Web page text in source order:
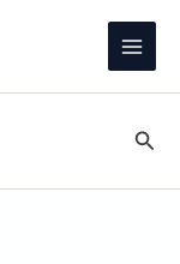
Main